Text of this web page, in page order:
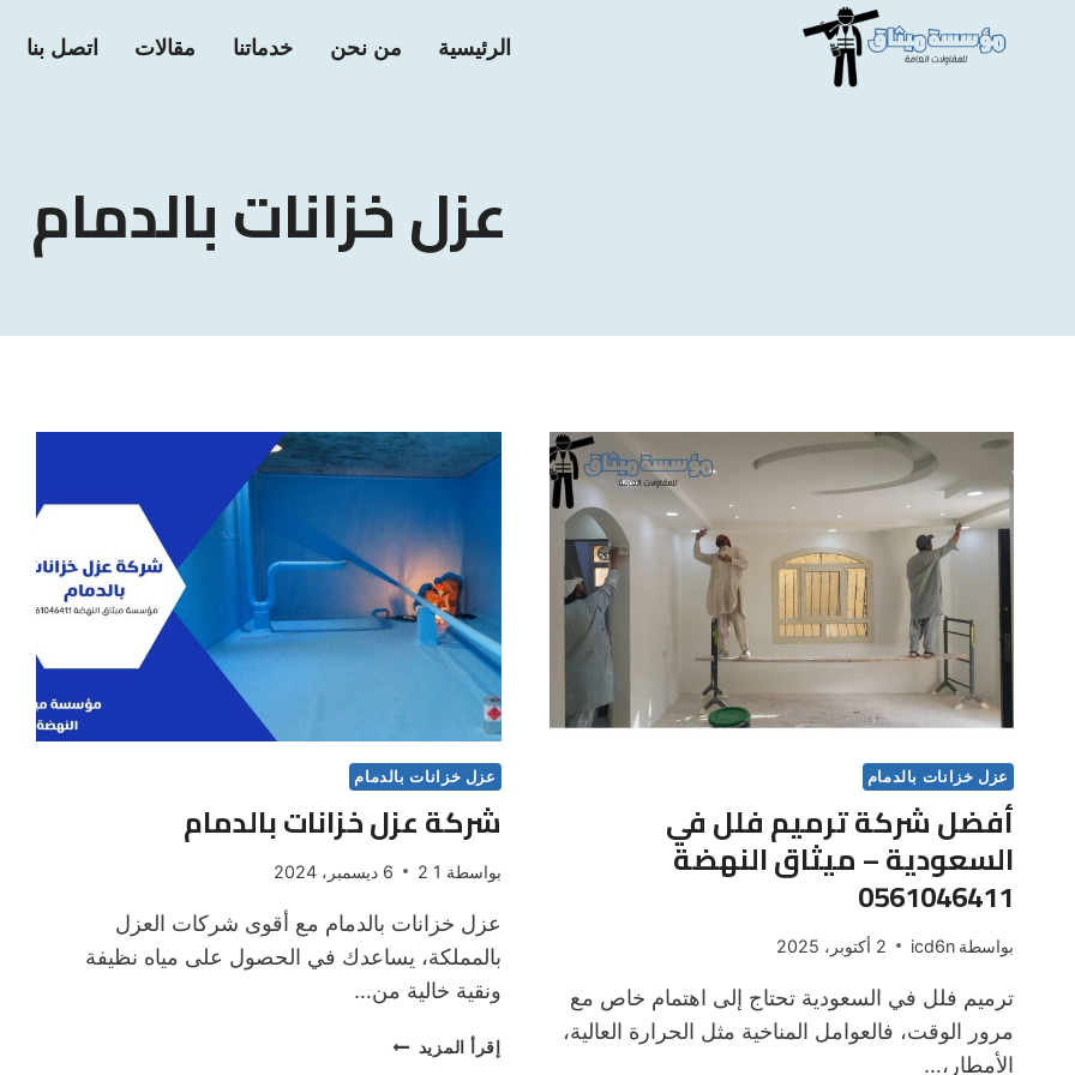
الرئيسية من نحن خدماتنا مقالات اتصل بنا
عزل خزانات بالدمام
عزل خزانات بالدمام
أفضل شركة ترميم فلل في
السعودية – ميثاق النهضة
0561046411
بواسطة icd6n 2 أكتوبر، 2025
ترميم فلل في السعودية تحتاج إلى اهتمام خاص مع
مرور الوقت، فالعوامل المناخية مثل الحرارة العالية،
الأمطار،…
عزل خزانات بالدمام
شركة عزل خزانات بالدمام
بواسطة 1 2 6 ديسمبر، 2024
عزل خزانات بالدمام مع أقوى شركات العزل
بالمملكة، يساعدك في الحصول على مياه نظيفة
ونقية خالية من…
إقرأ المزيد شركة